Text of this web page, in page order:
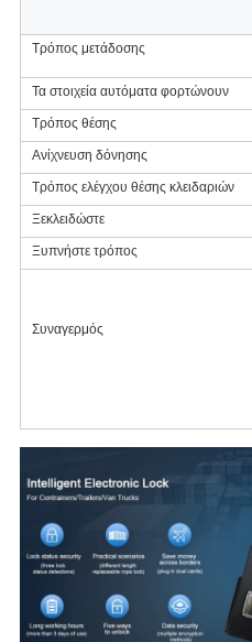
Τρόπος μετάδοσης
Τα στοιχεία αυτόματα φορτώνουν
Τρόπος θέσης
Ανίχνευση δόνησης
Τρόπος ελέγχου θέσης κλειδαριών
Ξεκλειδώστε
Ξυπνήστε τρόπος
Συναγερμός